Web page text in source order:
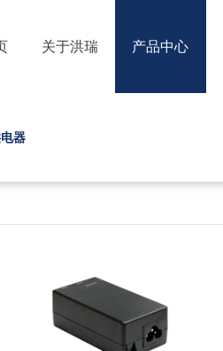
关于洪瑞 产品中心
器